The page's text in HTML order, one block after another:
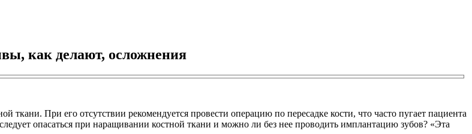
как делают, осложнения
При его отсутствии рекомендуется провести операцию по пересадке кости, что часто пугает пациента
опасаться при наращивании костной ткани и можно ли без нее проводить имплантацию зубов? «Эта